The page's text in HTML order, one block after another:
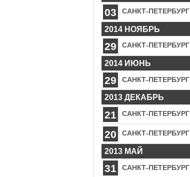
03 САНКТ-ПЕТЕРБУРГ
2014 НОЯБРЬ
29 САНКТ-ПЕТЕРБУРГ
2014 ИЮНЬ
29 САНКТ-ПЕТЕРБУРГ
2013 ДЕКАБРЬ
21 САНКТ-ПЕТЕРБУРГ
20 САНКТ-ПЕТЕРБУРГ
2013 МАЙ
31 САНКТ-ПЕТЕРБУРГ